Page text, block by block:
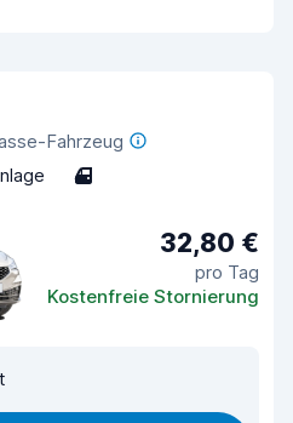
Fahrzeug
4
32,80 €
pro Tag
Kostenfreie Stornierung